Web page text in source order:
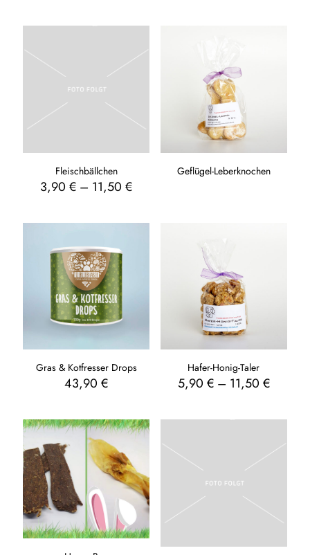
Fleischbällchen
3,90€ – 11,50€
Geflügel-Leberknochen
Gras & Kotfresser Drops
43,90€
Hafer-Honig-Taler
5,90 €– 11,50 €